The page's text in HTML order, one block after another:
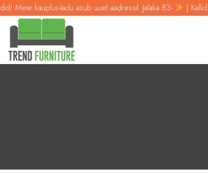
kauplus-ladu asub uuel aadressil -Jalaka 83- | Kallid